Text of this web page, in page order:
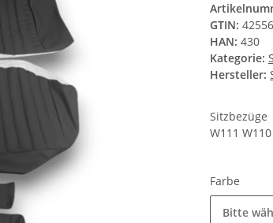
GTIN:
HAN: 430
Kategorie:
Hersteller:
Sitzbezüge
W111
Farbe
Bitte